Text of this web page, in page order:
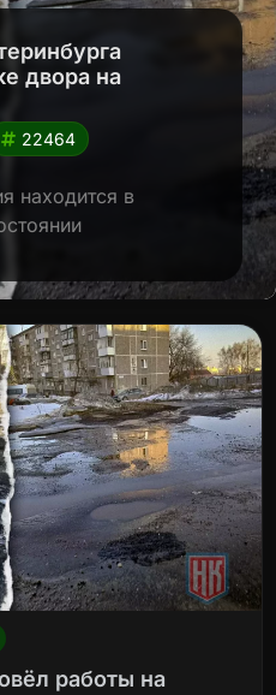
двора на
22464
находится в
работы на